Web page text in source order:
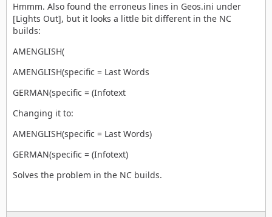
Hmmm. Also found the erroneus lines in Geos.ini under
[Lights Out], but it looks a little bit different in the NC
builds:
AMENGLISH(
AMENGLISH(specific = Last Words
GERMAN(specific = (Infotext
Changing it to:
AMENGLISH(specific = Last Words)
GERMAN(specific = (Infotext)
Solves the problem in the NC builds.